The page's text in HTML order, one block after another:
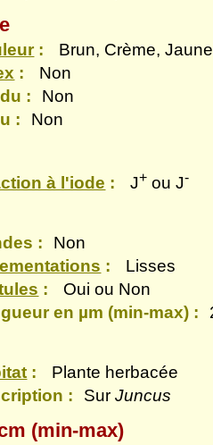
:
Brun, Crème,
:
Non
:
Non
:
Non
à l'iode : J+ou J-
:
Non
:
Lisses
:
Oui ou Non
en µm (min-max) :
:
Plante herbacée
:
Sur Juncus
(min-max)